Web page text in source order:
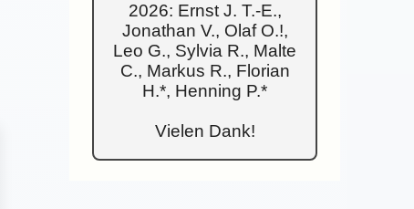
2026: Ernst J. T.-E.,
Jonathan V., Olaf O.!,
Leo G., Sylvia R., Malte
C., Markus R., Florian
H.*, Henning P.*
Vielen Dank!